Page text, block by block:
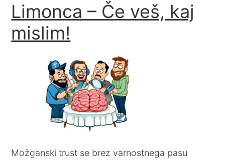
Limonca – Če veš, kaj
mislim!
Možganski trust se brez varnostnega pasu